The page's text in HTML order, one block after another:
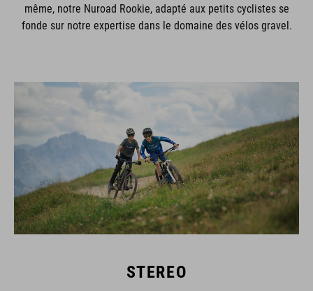
même, notre Nuroad Rookie, adapté aux petits cyclistes se
fonde sur notre expertise dans le domaine des vélos gravel.
STEREO